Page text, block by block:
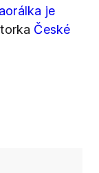
je
České